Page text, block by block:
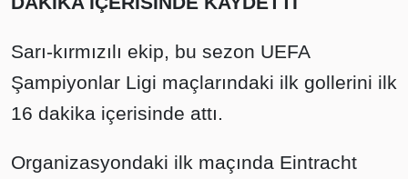
Sarı-kırmızılı ekip, bu sezon UEFA
Şampiyonlar Ligi maçlarındaki ilk gollerini ilk
16 dakika içerisinde attı.
Organizasyondaki ilk maçında Eintracht